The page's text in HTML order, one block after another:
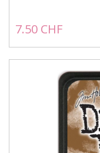
7.50 CHF